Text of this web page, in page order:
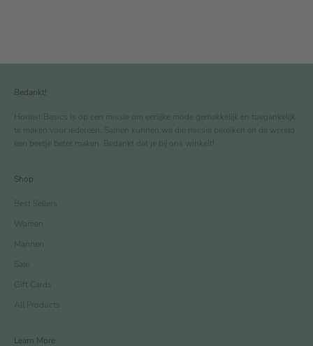
Bedankt!
Honest Basics is op een missie om eerlijke mode gemakkelijk en toegankelijk
te maken voor iedereen. Samen kunnen we die missie bereiken en de wereld
een beetje beter maken. Bedankt dat je bij ons winkelt!
Shop
Best Sellers
Women
Mannen
Sale
Gift Cards
All Products
Learn More